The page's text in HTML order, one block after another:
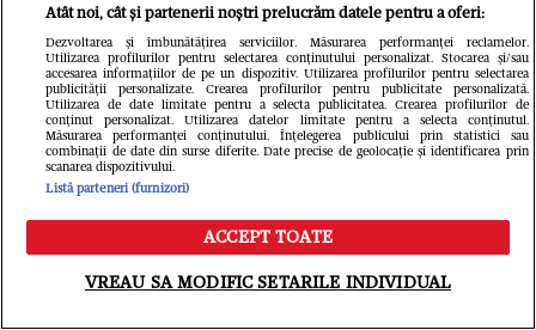
Din aceeași categorie
Meniu Caută
Atât noi, cât și partenerii noștri prelucrăm datele pentru a oferi:
Dezvoltarea și îmbunătățirea serviciilor. Măsurarea performanței reclamelor.
Utilizarea profilurilor pentru selectarea conținutului personalizat. Stocarea și/sau
accesarea informațiilor de pe un dispozitiv. Utilizarea profilurilor pentru selectarea
publicității personalizate. Crearea profilurilor pentru publicitate personalizată.
Utilizarea de date limitate pentru a selecta publicitatea. Crearea profilurilor de
conținut personalizat. Utilizarea datelor limitate pentru a selecta conținutul.
Măsurarea performanței conținutului. Înțelegerea publicului prin statistici sau
combinații de date din surse diferite. Date precise de geolocație și identificarea prin
scanarea dispozitivului.
Listă parteneri (furnizori)
ACCEPT TOATE
VREAU SA MODIFIC SETARILE INDIVIDUAL